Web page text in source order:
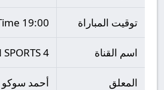
توقيت المباراة 19:00 Time
اسم القناة 4
المعلق أحمد سوكو